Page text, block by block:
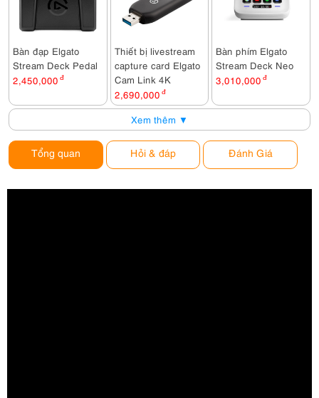
Bàn đạp Elgato
Stream Deck Pedal
2,450,000 đ
Thiết bị livestream
capture card Elgato
Cam Link 4K
2,690,000 đ
Bàn phím Elgato
Stream Deck Neo
3,010,000 đ
Xem thêm ▼
Tổng quan Hỏi & đáp Đánh Giá